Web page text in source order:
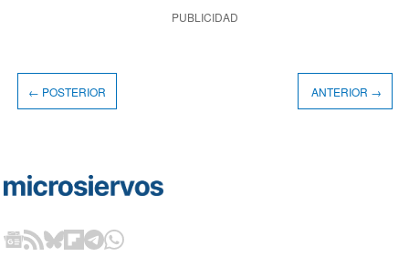
PUBLICIDAD
← POSTERIOR ANTERIOR →